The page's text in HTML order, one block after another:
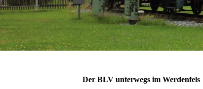
Der BLV unterwegs im Werdenfels